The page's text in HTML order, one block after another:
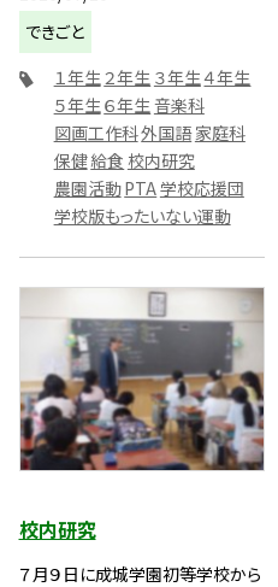
できごと
１年生２年生 ３年生４年生
５年生６年生音楽科
図画工作科外国語家庭科
保健給食 校内研究
農園活動PTA学校応援団
学校版もったいない運動
校内研究
７月９日に成城学園初等学校から